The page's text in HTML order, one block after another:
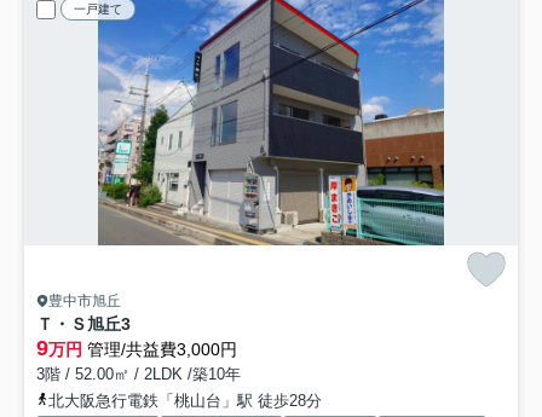
一戸建て
豊中市旭丘
Ｔ・Ｓ旭丘3
9万円 管理/共益費3,000円
3階 / 52.00㎡ / 2LDK /築10年
北大阪急行電鉄「桃山台」駅 徒歩28分